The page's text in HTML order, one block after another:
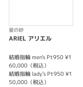
星の砂
ARIEL アリエル
結婚指輪 men's Pt950 ¥1
60,000（税込）
結婚指輪 lady's Pt950 ¥1
50,000（税込）